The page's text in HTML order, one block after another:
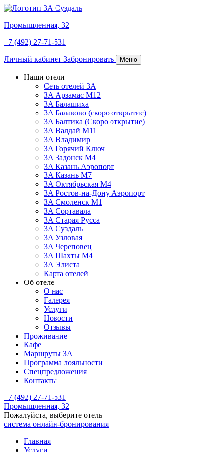
Промышленная, 32
+7 (492) 27-71-531
Личный кабинет Забронировать Меню
Наши отели
Сеть отелей 3А
ЗА Арзамас М12
3А Балашиха
3А Балаково (скоро открытие)
3А Балтика (Скоро открытие)
3А Валдай М11
3А Владимир
ЗА Горячий Ключ
3А Задонск М4
3А Казань Аэропорт
3А Казань M7
3А Октябрьская М4
3А Ростов-на-Дону Аэропорт
ЗА Смоленск М1
ЗА Сортавала
3А Старая Русса
3А Суздаль
3А Узловая
3А Череповец
3А Шахты М4
ЗА Элиста
Карта отелей
Об отеле
О нас
Галерея
Услуги
Новости
Отзывы
Проживание
Кафе
Маршруты ЗА
Программа лояльности
Спецпредложения
Контакты
+7 (492) 27-71-531
Промышленная, 32
Пожалуйста, выберите отель
система онлайн-бронирования
Главная
Услуги